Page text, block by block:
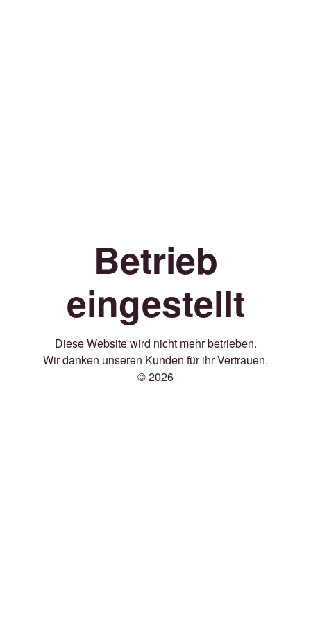
Betrieb
eingestellt
Diese Website wird nicht mehr betrieben.
Wir danken unseren Kunden für ihr Vertrauen.
© 2026